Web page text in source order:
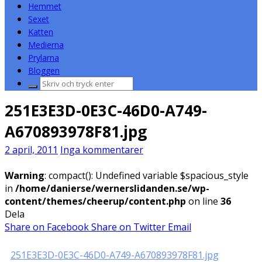
Hemmet
Sexet
Katten
Medierna
Prylarna
Bloggen
Sök
251E3E3D-0E3C-46D0-A749-
A670893978F81.jpg
2 april, 2011 Inga kommentarer
Warning: compact(): Undefined variable $spacious_style
in /home/danierse/wernerslidanden.se/wp-
content/themes/cheerup/content.php on line 36
Dela
Share on FacebookShare on Twitter Email
251E3E3D-0E3C-46D0-A749-A670893978F81.jpg